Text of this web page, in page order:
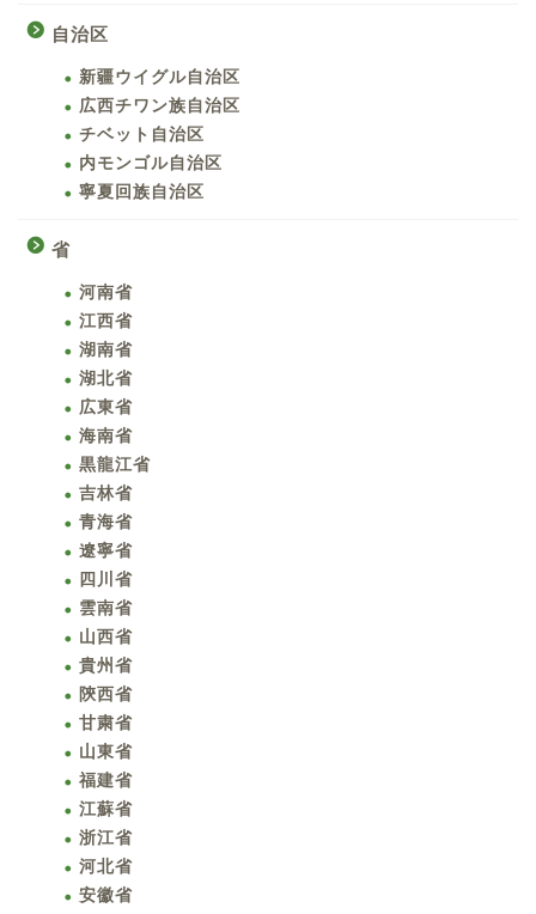
自治区
新疆ウイグル自治区
広西チワン族自治区
チベット自治区
内モンゴル自治区
寧夏回族自治区
省
河南省
江西省
湖南省
湖北省
広東省
海南省
黒龍江省
吉林省
青海省
遼寧省
四川省
雲南省
山西省
貴州省
陝西省
甘粛省
山東省
福建省
江蘇省
浙江省
河北省
安徽省